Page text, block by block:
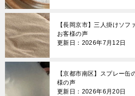
【長岡京市】三人掛けソ
お客様の声
更新日：2026年7月12日
【京都市南区】スプレー
様の声
更新日：2026年6月20日